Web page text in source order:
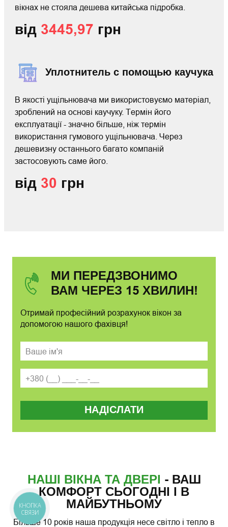
вікнах не стояла дешева китайська підробка.
від 3445,97 грн
Уплотнитель с помощью каучука
В якості ущільнювача ми використовуємо матеріал,
зроблений на основі каучуку. Термін його
експлуатації - значно більше, ніж термін
використання гумового ущільнювача. Через
дешевизну останнього багато компаній
застосовують саме його.
від 30 грн
МИ ПЕРЕДЗВОНИМО
ВАМ ЧЕРЕЗ 15 ХВИЛИН!
Отримай професійний розрахунок вікон за
допомогою нашого фахівця!
НАДІСЛАТИ
НАШІ ВІКНА ТА ДВЕРІ - ВАШ
КОМФОРТ СЬОГОДНІ І В
МАЙБУТНЬОМУ
Більше 10 років наша продукція несе світло і тепло в
КНОПКА
СВЯЗИ